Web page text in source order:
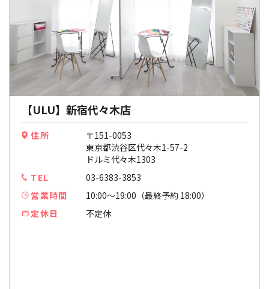
【ULU】新宿代々木店
住所
〒151-0053
東京都渋谷区代々木1-57-2
ドルミ代々木1303
TEL
03-6383-3853
営業時間
10:00〜19:00（最終予約 18:00）
定休日
不定休